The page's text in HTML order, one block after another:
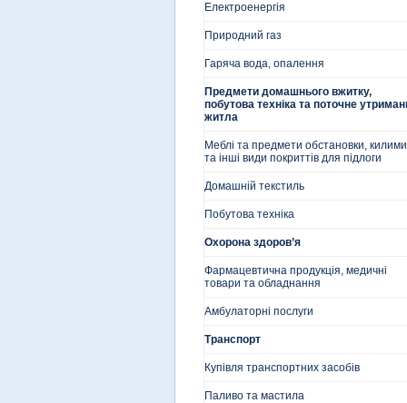
Електроенергія
Природний газ
Гаряча вода, опалення
Предмети домашнього вжитку,
побутова техніка та поточне
житла
Меблі та предмети обстановки, килими
та інші види покриттів для підлоги
Домашній текстиль
Побутова техніка
Охорона здоров’я
Фармацевтична продукція, медичні
товари та обладнання
Амбулаторні послуги
Транспорт
Купівля транспортних засобів
Паливо та мастила